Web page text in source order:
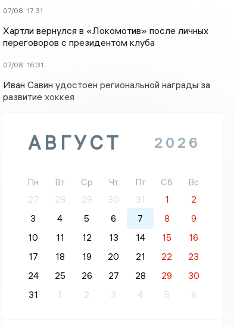
07/08 17:31
Хартли вернулся в «Локомотив» после личных
переговоров с президентом клуба
07/08 16:31
Иван Савин удостоен региональной награды за
развитие хоккея
АВГУСТ 2026
Пн Вт Ср Чт Пт Сб
Вс
27
28 29 30 31 1
2
3
4 5 6 7 8
9
10
11 12 13 14 15
16
17
18 19 20 21 22
23
24
25 26 27 28 29
30
31
1 2 3 4 5 6